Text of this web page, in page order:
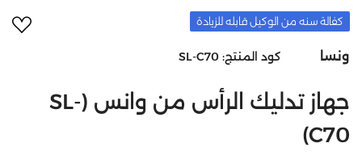
كفالة سنه من الوكيل قابله للزيادة
ونسا كود المنتج: SL-C70
جهاز تدليك الرأس من وانس (SL-
C70)